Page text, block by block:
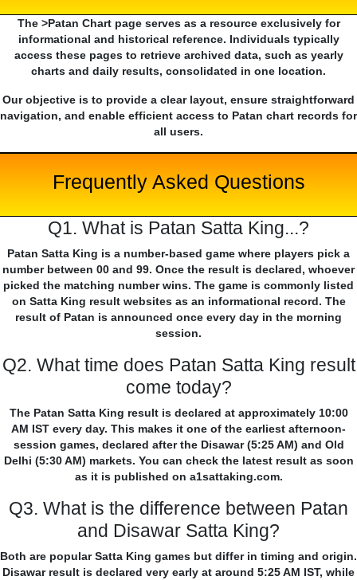
The >Patan Chart page serves as a resource exclusively for
informational and historical reference. Individuals typically
access these pages to retrieve archived data, such as yearly
charts and daily results, consolidated in one location.
Our objective is to provide a clear layout, ensure straightforward
navigation, and enable efficient access to Patan chart records for
all users.
Frequently Asked Questions
Q1. What is Patan Satta King...?
Patan Satta King is a number-based game where players pick a
number between 00 and 99. Once the result is declared, whoever
picked the matching number wins. The game is commonly listed
on Satta King result websites as an informational record. The
result of Patan is announced once every day in the morning
session.
Q2. What time does Patan Satta King result
come today?
The Patan Satta King result is declared at approximately 10:00
AM IST every day. This makes it one of the earliest afternoon-
session games, declared after the Disawar (5:25 AM) and Old
Delhi (5:30 AM) markets. You can check the latest result as soon
as it is published on a1sattaking.com.
Q3. What is the difference between Patan
and Disawar Satta King?
Both are popular Satta King games but differ in timing and origin.
Disawar result is declared very early at around 5:25 AM IST, while